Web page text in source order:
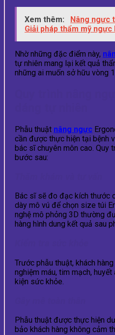
Xem thêm:
Nâng ngực
Giải pháp thẩm mỹ ngực
Nhờ những đặc điểm này,
tự nhiên mang lại kết quả
những ai muốn sở hữu vòng
Phẫu thuật nâng ngực
cần được thực hiện tại bệnh
bác sĩ chuyên môn cao. Quy
bước sau:
Bác sĩ sẽ đo đạc kích thước
dày mô vú để chọn size túi
nghệ mô phỏng 3D thường
hàng hình dung kết quả sau
Trước phẫu thuật, khách
nghiệm máu, tim mạch,
kiện sức khỏe.
Phẫu thuật được thực hiện
bảo khách hàng không cảm